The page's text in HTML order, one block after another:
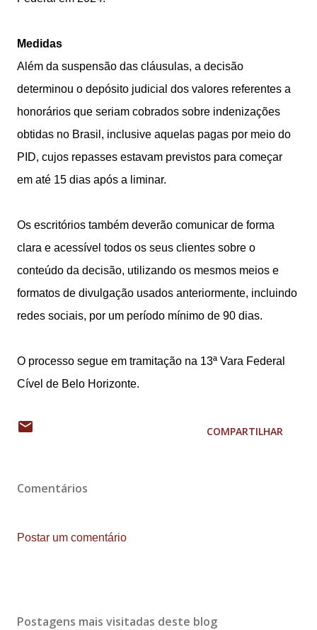
Medidas
Além da suspensão das cláusulas, a decisão
determinou o depósito judicial dos valores referentes a
honorários que seriam cobrados sobre indenizações
obtidas no Brasil, inclusive aquelas pagas por meio do
PID, cujos repasses estavam previstos para começar
em até 15 dias após a liminar.
Os escritórios também deverão comunicar de forma
clara e acessível todos os seus clientes sobre o
conteúdo da decisão, utilizando os mesmos meios e
formatos de divulgação usados anteriormente, incluindo
redes sociais, por um período mínimo de 90 dias.
O processo segue em tramitação na 13ª Vara Federal
Cível de Belo Horizonte.
COMPARTILHAR
Comentários
Postar um comentário
Postagens mais visitadas deste blog